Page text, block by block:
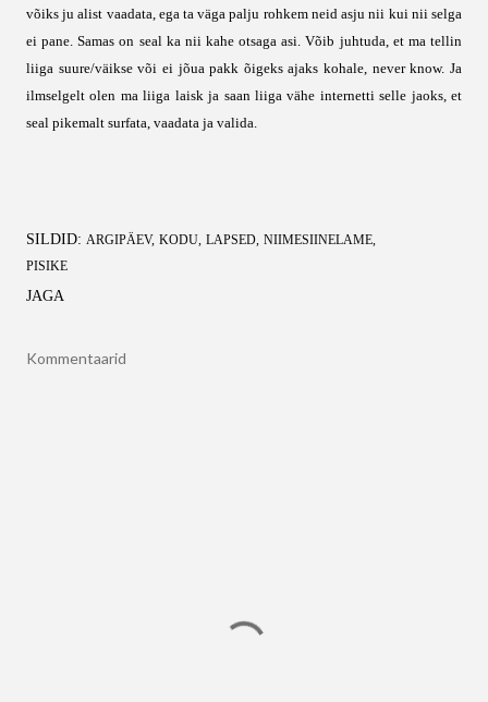
võiks ju alist vaadata, ega ta väga palju rohkem neid asju nii kui nii selga
ei pane. Samas on seal ka nii kahe otsaga asi. Võib juhtuda, et ma tellin
liiga suure/väikse või ei jõua pakk õigeks ajaks kohale, never know. Ja
ilmselgelt olen ma liiga laisk ja saan liiga vähe internetti selle jaoks, et
seal pikemalt surfata, vaadata ja valida.
SILDID: ARGIPÄEV KODU LAPSED NIIMESIINELAME
PISIKE
JAGA
Kommentaarid